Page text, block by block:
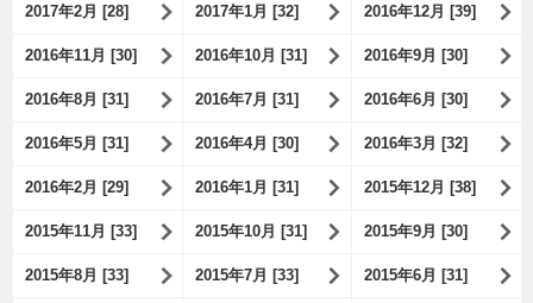
2017年2月 [28] 2017年1月 [32] 2016年12月 [39]
2016年11月 [30] 2016年10月 [31] 2016年9月 [30]
2016年8月 [31] 2016年7月 [31] 2016年6月 [30]
2016年5月 [31] 2016年4月 [30] 2016年3月 [32]
2016年2月 [29] 2016年1月 [31] 2015年12月 [38]
2015年11月 [33] 2015年10月 [31] 2015年9月 [30]
2015年8月 [33] 2015年7月 [33] 2015年6月 [31]